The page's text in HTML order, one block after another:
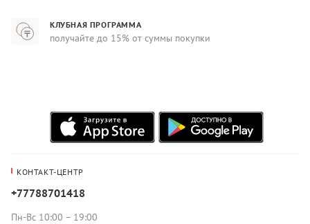
КЛУБНАЯ ПРОГРАММА
получайте до 15% от суммы покупки
КОНТАКТ-ЦЕНТР
+77788701418
Пн-Вс 10:00 – 19:00